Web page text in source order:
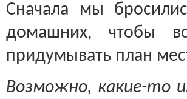
Сначала мы
домашних, чтобы
придумывать план
Возможно, какие-то